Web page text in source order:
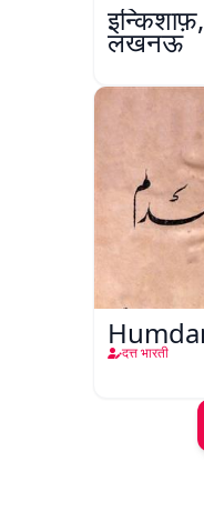
इन्किशाफ़,
लखनऊ
दत्त भारती